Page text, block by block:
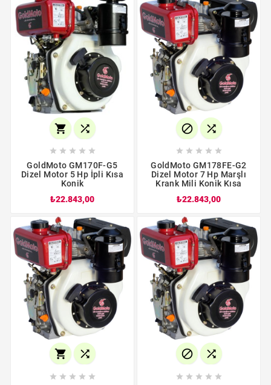
 
    
GoldMoto GM170F-G5
Dizel Motor 5 Hp İpli Kısa
Konik
₺22.843,00
 
    
GoldMoto GM178FE-G2
Dizel Motor 7 Hp Marşlı
Krank Mili Konik Kısa
₺22.843,00
 
    
 
    